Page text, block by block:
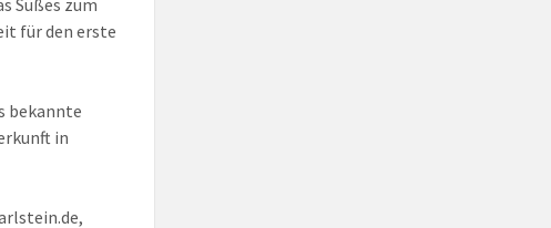
für den erste
bekannte
in